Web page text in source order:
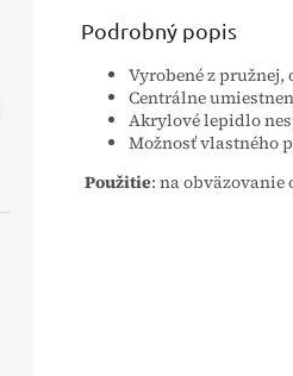
Podrobný popis
Vyrobené z
Centrálne
Akrylové lepidlo
Možnosť vlastného
Použitie: na